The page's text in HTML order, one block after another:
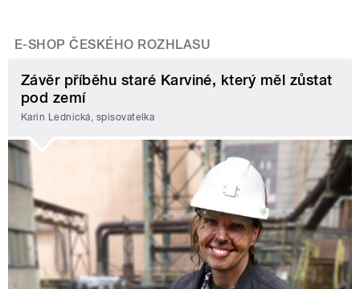
E-SHOP ČESKÉHO ROZHLASU
Závěr příběhu staré Karviné, který měl zůstat
pod zemí
Karin Lednická, spisovatelka